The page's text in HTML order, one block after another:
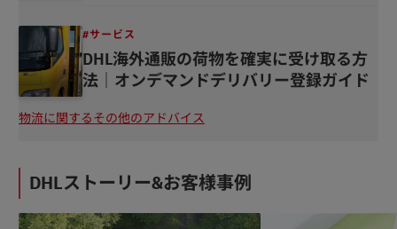
#サービス
DHL海外通販の荷物を確実に受け取る方
法｜オンデマンドデリバリー登録ガイド
物流に関するその他のアドバイス
DHLストーリー&お客様事例
#
流
イ
ト